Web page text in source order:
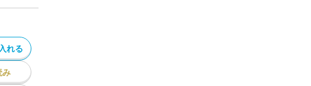
れる
み